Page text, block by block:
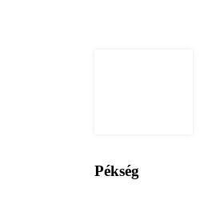
Pékség